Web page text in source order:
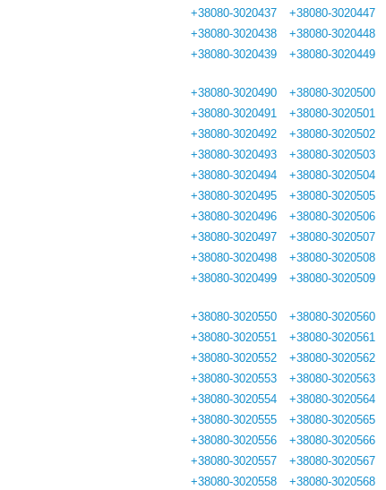
+38080-3020437
+38080-3020438
+38080-3020439
+38080-3020447
+38080-3020448
+38080-3020449
+38080-3020490
+38080-3020491
+38080-3020492
+38080-3020493
+38080-3020494
+38080-3020495
+38080-3020496
+38080-3020497
+38080-3020498
+38080-3020499
+38080-3020500
+38080-3020501
+38080-3020502
+38080-3020503
+38080-3020504
+38080-3020505
+38080-3020506
+38080-3020507
+38080-3020508
+38080-3020509
+38080-3020550
+38080-3020551
+38080-3020552
+38080-3020553
+38080-3020554
+38080-3020555
+38080-3020556
+38080-3020557
+38080-3020558
+38080-3020560
+38080-3020561
+38080-3020562
+38080-3020563
+38080-3020564
+38080-3020565
+38080-3020566
+38080-3020567
+38080-3020568